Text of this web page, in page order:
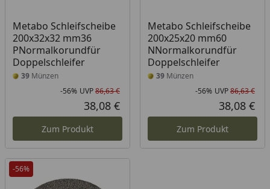
Metabo Schleifscheibe
200x32x32 mm36
PNormalkorundfür
Doppelschleifer
39 Münzen
Rabatt in Prozent
-56%
Ursprünglicher Preis
UVP86,63 €
Aktueller Preis
38,08 €
Zum Produkt
Metabo Schleifscheibe
200x25x20 mm60
NNormalkorundfür
Doppelschleifer
39Münzen
-56% UVP86,63 €
38,08 €
Zum Produkt
-56%